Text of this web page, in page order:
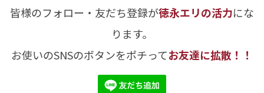
皆様のフォロー・友だち登録が徳永エリの活力にな
ります。
お使いのSNSのボタンをポチってお友達に拡散！！